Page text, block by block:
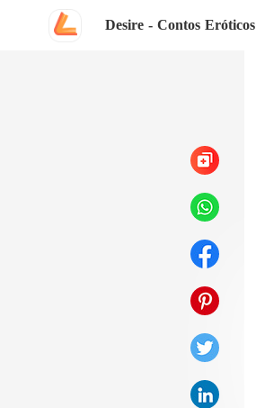
Desire - Contos Eróticos